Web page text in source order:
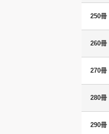
250冊
260冊
270冊
280冊
290冊